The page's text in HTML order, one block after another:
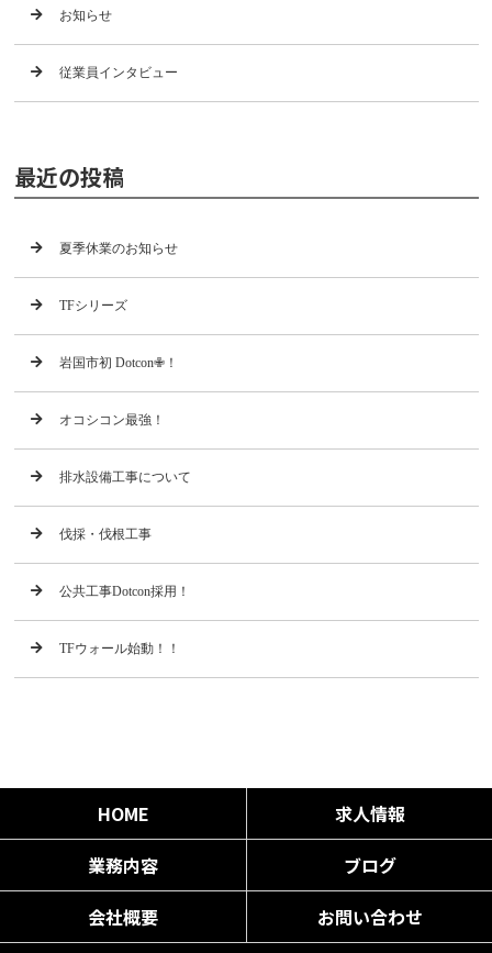
お知らせ
従業員インタビュー
最近の投稿
夏季休業のお知らせ
TFシリーズ
岩国市初 Dotcon✙！
オコシコン最強！
排水設備工事について
伐採・伐根工事
公共工事Dotcon採用！
TFウォール始動！！
HOME
求人情報
業務内容
ブログ
会社概要
お問い合わせ